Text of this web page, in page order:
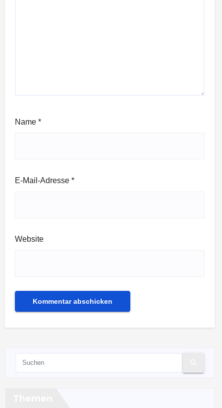
Name *
E-Mail-Adresse *
Website